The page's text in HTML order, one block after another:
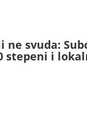
ne svuda:
stepeni i